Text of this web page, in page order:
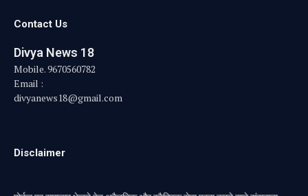
Contact Us
Divya News 18
Mobile. 9670560782
Email :
divyanews18@gmail.com
Disclaimer